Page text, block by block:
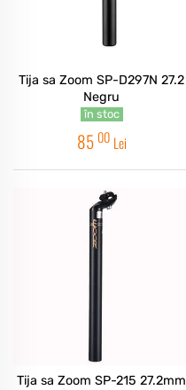
Tija sa Zoom SP-D297N 27.2
Negru
în stoc
85 00 Lei
Tija sa Zoom SP-215 27.2mm